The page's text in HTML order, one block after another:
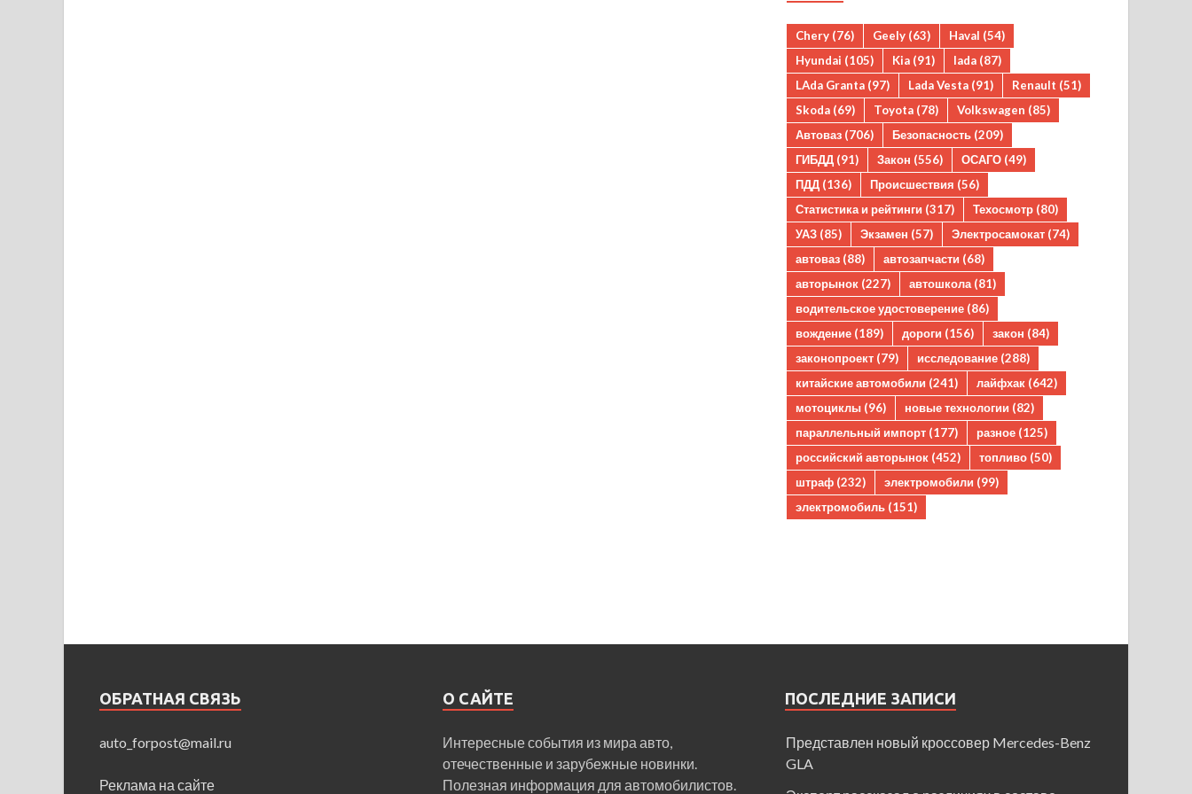
Chery (76) Geely (63) Haval (54)
Hyundai (105) Kia (91) lada (87)
LAda Granta (97) Lada Vesta (91) Renault (51)
Skoda (69) Toyota (78) Volkswagen (85)
Автоваз (706) Безопасность (209)
ГИБДД (91) Закон (556) ОСАГО (49)
ПДД (136) Происшествия (56)
Статистика и рейтинги (317) Техосмотр (80)
УАЗ (85) Экзамен (57) Электросамокат (74)
автоваз (88) автозапчасти (68)
авторынок (227) автошкола (81)
водительское удостоверение (86)
вождение (189) дороги (156) закон (84)
законопроект (79) исследование (288)
китайские автомобили (241) лайфхак (642)
мотоциклы (96) новые технологии (82)
параллельный импорт (177) разное (125)
российский авторынок (452) топливо (50)
штраф (232) электромобили (99)
электромобиль (151)
ОБРАТНАЯ СВЯЗЬ
auto_forpost@mail.ru
Реклама на сайте
О САЙТЕ
Интересные события из мира авто,
отечественные и зарубежные новинки.
Полезная информация для автомобилистов.
ПОСЛЕДНИЕ ЗАПИСИ
Представлен новый кроссовер Mercedes-Benz
GLA